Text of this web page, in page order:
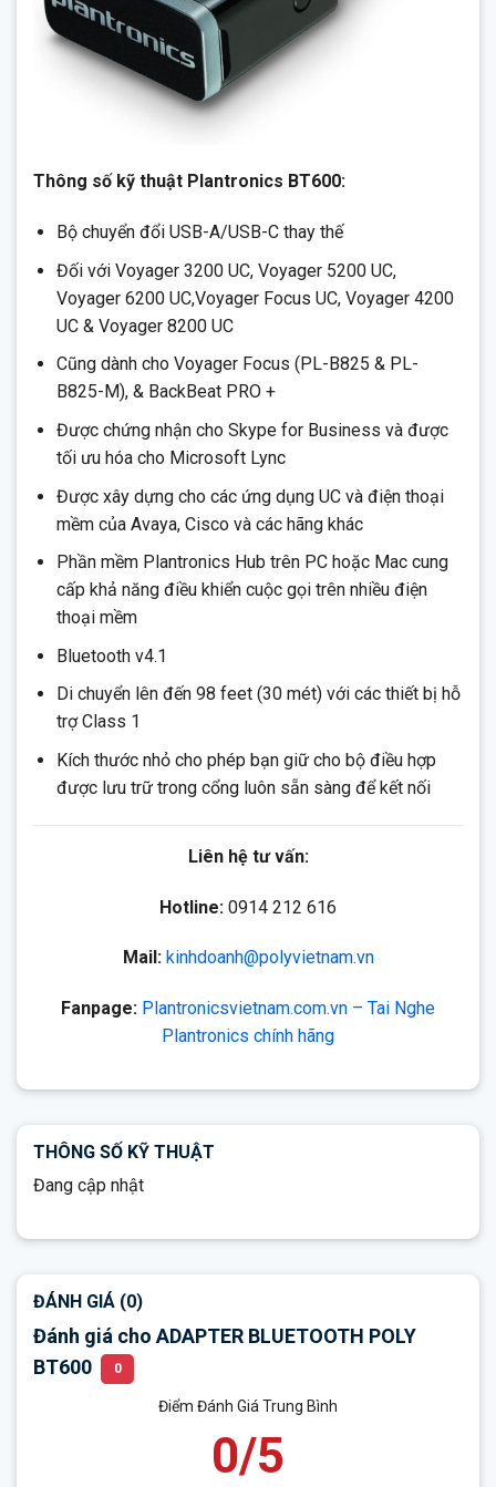
Thông số kỹ thuật Plantronics BT600:
Bộ chuyển đổi USB-A/USB-C thay thế
Đối với Voyager 3200 UC, Voyager 5200 UC,
Voyager 6200 UC,Voyager Focus UC, Voyager 4200
UC & Voyager 8200 UC
Cũng dành cho Voyager Focus (PL-B825 & PL-
B825-M), & BackBeat PRO +
Được chứng nhận cho Skype for Business và được
tối ưu hóa cho Microsoft Lync
Được xây dựng cho các ứng dụng UC và điện thoại
mềm của Avaya, Cisco và các hãng khác
Phần mềm Plantronics Hub trên PC hoặc Mac cung
cấp khả năng điều khiển cuộc gọi trên nhiều điện
thoại mềm
Bluetooth v4.1
Di chuyển lên đến 98 feet (30 mét) với các thiết bị hỗ
trợ Class 1
Kích thước nhỏ cho phép bạn giữ cho bộ điều hợp
được lưu trữ trong cổng luôn sẵn sàng để kết nối
Liên hệ tư vấn:
Hotline: 0914 212 616
Mail: kinhdoanh@polyvietnam.vn
Fanpage: Plantronicsvietnam.com.vn – Tai Nghe
Plantronics chính hãng
THÔNG SỐ KỸ THUẬT
Đang cập nhật
ĐÁNH GIÁ (0)
Đánh giá cho ADAPTER BLUETOOTH POLY
BT600
0
Điểm Đánh Giá Trung Bình
0/5